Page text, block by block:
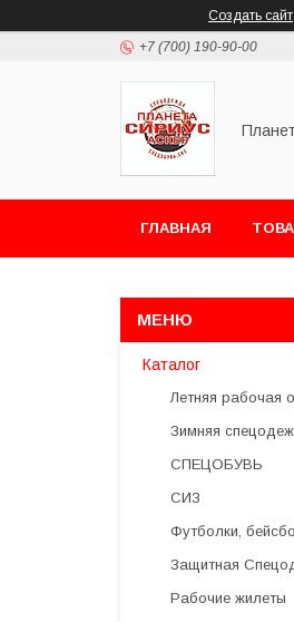
Создать сайт
+7 (700) 190-90-00
ГЛАВНАЯ
Каталог
Летняя рабочая
Зимняя
СПЕЦОБУВЬ
СИЗ
Футболки,
Защитная
Рабочие жилеты